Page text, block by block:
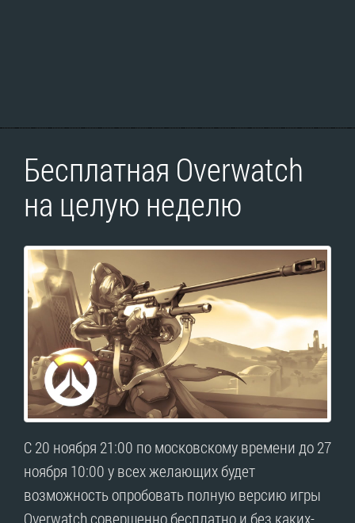
Бесплатная Overwatch
на целую неделю
С 20 ноября 21:00 по московскому времени до 27
ноября 10:00 у всех желающих будет
возможность опробовать полную версию игры
Overwatch совершенно бесплатно и без каких-